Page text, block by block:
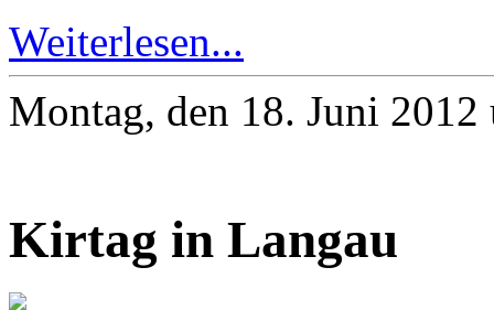
Weiterlesen...
Montag, den 18. Juni
Kirtag in Langau